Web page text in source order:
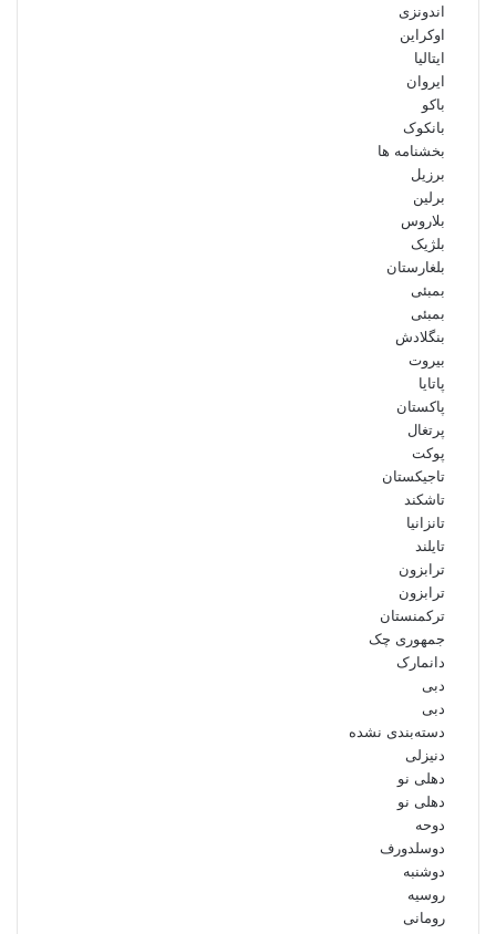
اندونزی
اوکراین
ایتالیا
ایروان
باکو
بانکوک
بخشنامه ها
برزیل
برلین
بلاروس
بلژیک
بلغارستان
بمبئی
بمبئی
بنگلادش
بیروت
پاتایا
پاکستان
پرتغال
پوکت
تاجیکستان
تاشکند
تانزانیا
تایلند
ترابزون
ترابزون
ترکمنستان
جمهوری چک
دانمارک
دبی
دبی
دسته‌بندی نشده
دنیزلی
دهلی نو
دهلی نو
دوحه
دوسلدورف
دوشنبه
روسیه
رومانی